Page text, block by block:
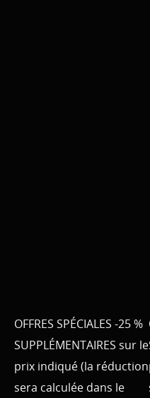
OFFRES SPÉCIALES -25 %
SUPPLÉMENTAIRES sur le
prix indiqué (la réduction
sera calculée dans le